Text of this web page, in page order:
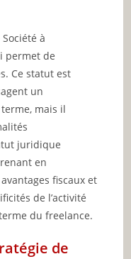
à
permet de
Ce statut est
un
mais il
juridique
en
fiscaux et
de l’activité
du freelance.
de